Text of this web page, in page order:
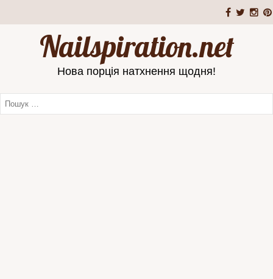
Nailspiration.net
Нова порція натхнення щодня!